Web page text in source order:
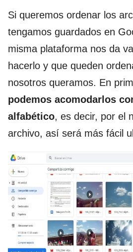
Si queremos ordenar los
tengamos guardados en
misma plataforma nos da
hacerlo y que queden
nosotros queramos. En
podemos acomodarlos
alfabético, es decir, por el
archivo, así será más fácil